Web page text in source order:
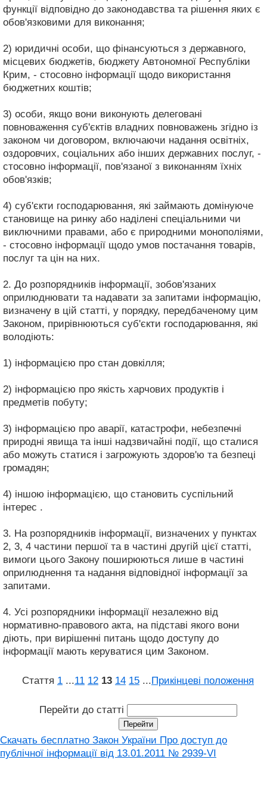
функції відповідно до законодавства та рішення яких є
обов'язковими для виконання;
2) юридичні особи, що фінансуються з державного,
місцевих бюджетів, бюджету Автономної Республіки
Крим, - стосовно інформації щодо використання
бюджетних коштів;
3) особи, якщо вони виконують делеговані
повноваження суб'єктів владних повноважень згідно із
законом чи договором, включаючи надання освітніх,
оздоровчих, соціальних або інших державних послуг, -
стосовно інформації, пов'язаної з виконанням їхніх
обов'язків;
4) суб'єкти господарювання, які займають домінуюче
становище на ринку або наділені спеціальними чи
виключними правами, або є природними монополіями,
- стосовно інформації щодо умов постачання товарів,
послуг та цін на них.
2. До розпорядників інформації, зобов'язаних
оприлюднювати та надавати за запитами інформацію,
визначену в цій статті, у порядку, передбаченому цим
Законом, прирівнюються суб'єкти господарювання, які
володіють:
1) інформацією про стан довкілля;
2) інформацією про якість харчових продуктів і
предметів побуту;
3) інформацією про аварії, катастрофи, небезпечні
природні явища та інші надзвичайні події, що сталися
або можуть статися і загрожують здоров'ю та безпеці
громадян;
4) іншою інформацією, що становить суспільний
інтерес .
3. На розпорядників інформації, визначених у пунктах
2, 3, 4 частини першої та в частині другій цієї статті,
вимоги цього Закону поширюються лише в частині
оприлюднення та надання відповідної інформації за
запитами.
4. Усі розпорядники інформації незалежно від
нормативно-правового акта, на підставі якого вони
діють, при вирішенні питань щодо доступу до
інформації мають керуватися цим Законом.
Стаття 1 ...11 12 13 14 15 ...Прикінцеві положення
Перейти до статті
Скачать бесплатно Закон України Про доступ до
публічної інформації вiд 13.01.2011 № 2939-VI